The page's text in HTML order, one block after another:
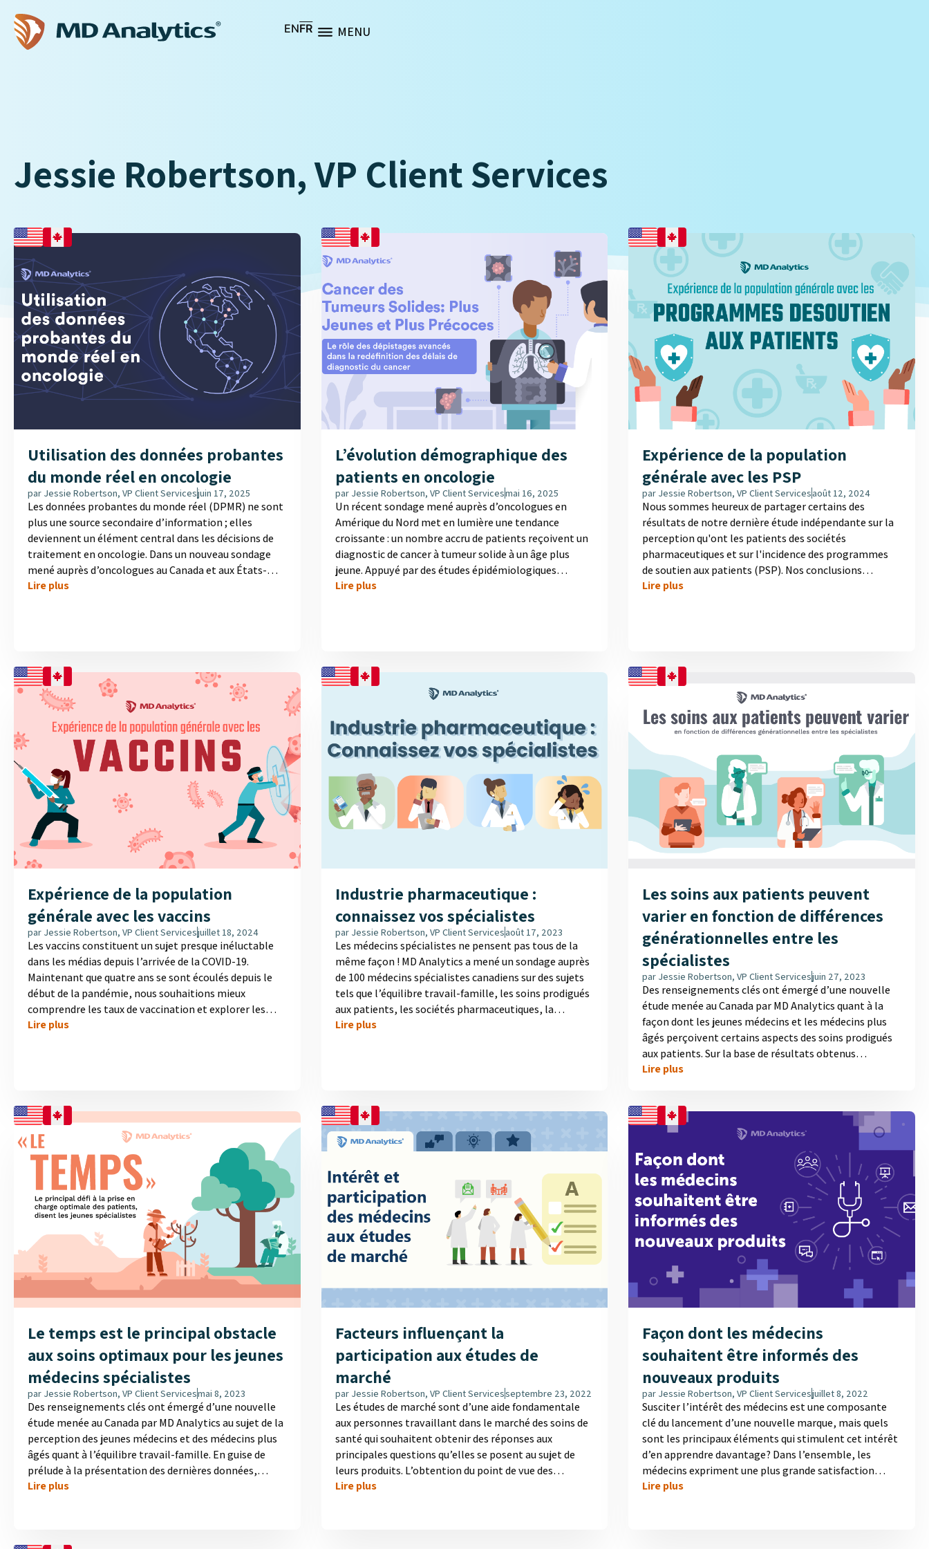
ENFR MENU
Jessie Robertson, VP Client Services
Utilisation des données probantes
du monde réel en oncologie
par Jessie Robertson, VP Client Servicesjuin 17, 2025
Les données probantes du monde réel (DPMR) ne sont
plus une source secondaire d’information ; elles
deviennent un élément central dans les décisions de
traitement en oncologie. Dans un nouveau sondage
mené auprès d’oncologues au Canada et aux États-
Unis, MD Analytics explore comment les DPMR sont
où les oncologues perçoivent les plus grands
avantages des DPMR, la façon dont elles soutiennent
la prise de décisions complexes,...
Lire plus
L’évolution démographique des
patients en oncologie
parJessie Robertson, VP Client Servicesmai 16, 2025
Un récent sondage mené auprès d’oncologues en
Amérique du Nord met en lumière une tendance
croissante : un nombre accru de patients reçoivent un
diagnostic de cancer à tumeur solide à un âge plus
jeune. Appuyé par des études épidémiologiques
récentes, ce changement est particulièrement
manière dont les entreprises pharmaceutiques
soutiennent et communiquent avec les patients plus
jeunes. Explorez l’infographie pour en savoir plus sur
Lire plus
Expérience de la population
générale avec les PSP
par Jessie Robertson, VP Client Servicesaoût 12, 2024
Nous sommes heureux de partager certains des
résultats de notre dernière étude indépendante sur la
perception qu'ont les patients des sociétés
pharmaceutiques et sur l'incidence des programmes
de soutien aux patients (PSP). Nos conclusions
soulignent le rôle crucial que jouent les PSP dans
et leur incidence sur l'expérience des patients....
Lire plus
Expérience de la population
générale avec les vaccins
par Jessie Robertson, VP Client Servicesjuillet 18, 2024
Les vaccins constituent un sujet presque inéluctable
dans les médias depuis l’arrivée de la COVID-19.
Maintenant que quatre ans se sont écoulés depuis le
début de la pandémie, nous souhaitions mieux
comprendre les taux de vaccination et explorer les
vaccins les plus demandés par le grand public. Cette
vaccination et du rôle crucial que jouent les
pharmacies dans l’accès aux vaccins, notamment ceux
contre la grippe et la...
Lire plus
Industrie pharmaceutique :
connaissez vos spécialistes
parJessie Robertson, VP Client Servicesaoût 17, 2023
Les médecins spécialistes ne pensent pas tous de la
même façon ! MD Analytics a mené un sondage auprès
de 100 médecins spécialistes canadiens sur des sujets
tels que l’équilibre travail-famille, les soins prodigués
aux patients, les sociétés pharmaceutiques, la
technologie et les sources d’information dans le but
médecins ont émergé....
Lire plus
Les soins aux patients peuvent
varier en fonction de différences
générationnelles entre les
spécialistes
par Jessie Robertson, VP Client Servicesjuin 27, 2023
Des renseignements clés ont émergé d’une nouvelle
étude menée au Canada par MD Analytics quant à la
façon dont les jeunes médecins et les médecins plus
âgés perçoivent certains aspects des soins prodigués
aux patients. Sur la base de résultats obtenus
antérieurement qui soulignaient des différences
mars 2023 auprès de 100 différents médecins
spécialistes canadiens. Celle-ci avait pour objectif
global de déterminer l’étendue de l’écart
générationnel au chapitre des méthodes de
traitement et de prise en charge des patients. Lors de
notre analyse, nous...
Lire plus
Le temps est le principal obstacle
aux soins optimaux pour les jeunes
médecins spécialistes
par Jessie Robertson, VP Client Servicesmai 8, 2023
Des renseignements clés ont émergé d’une nouvelle
étude menée au Canada par MD Analytics au sujet de la
perception des jeunes médecins et des médecins plus
âgés quant à l’équilibre travail-famille. En guise de
prélude à la présentation des dernières données,
revenons sur une étude réalisée auprès de médecins en
Lire plus
Facteurs influençant la
participation aux études de
marché
parJessie Robertson, VP Client Servicesseptembre 23, 2022
Les études de marché sont d’une aide fondamentale
aux personnes travaillant dans le marché des soins de
santé qui souhaitent obtenir des réponses aux
principales questions qu’elles se posent au sujet de
leurs produits. L’obtention du point de vue des
fournisseurs de soins de santé est au centre de ces
Lire plus
Façon dont les médecins
souhaitent être informés des
nouveaux produits
par Jessie Robertson, VP Client Servicesjuillet 8, 2022
Susciter l’intérêt des médecins est une composante
clé du lancement d’une nouvelle marque, mais quels
sont les principaux éléments qui stimulent cet intérêt
d’en apprendre davantage? Dans l’ensemble, les
médecins expriment une plus grande satisfaction
lorsqu’ils prennent connaissance de nouveaux
Lire plus